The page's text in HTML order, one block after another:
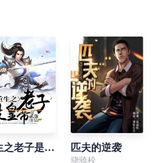
重生之老子是皇帝 匹夫的逆袭
骁骑校